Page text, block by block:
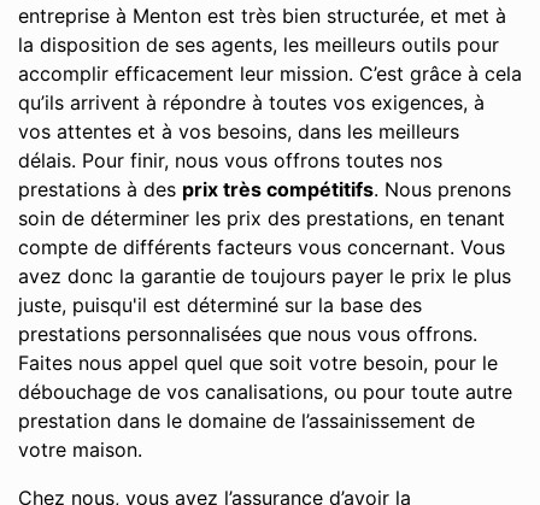
entreprise à Menton est très bien structurée, et met à
la disposition de ses agents, les meilleurs outils pour
accomplir efficacement leur mission. C’est grâce à cela
qu’ils arrivent à répondre à toutes vos exigences, à
vos attentes et à vos besoins, dans les meilleurs
délais. Pour finir, nous vous offrons toutes nos
prestations à des prix très compétitifs. Nous prenons
soin de déterminer les prix des prestations, en tenant
compte de différents facteurs vous concernant. Vous
avez donc la garantie de toujours payer le prix le plus
juste, puisqu'il est déterminé sur la base des
prestations personnalisées que nous vous offrons.
Faites nous appel quel que soit votre besoin, pour le
débouchage de vos canalisations, ou pour toute autre
prestation dans le domaine de l’assainissement de
votre maison.
Chez nous, vous avez l’assurance d’avoir la